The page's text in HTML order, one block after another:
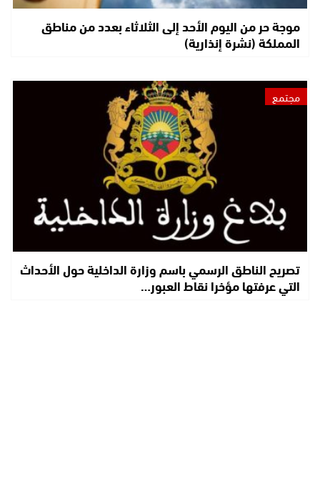
موجة حر من اليوم الأحد إلى الثلاثاء بعدد من مناطق
المملكة (نشرة إنذارية)
مجتمع
تصريح الناطق الرسمي باسم وزارة الداخلية حول الأحداث
التي عرفتها مؤخرا نقاط العبور…